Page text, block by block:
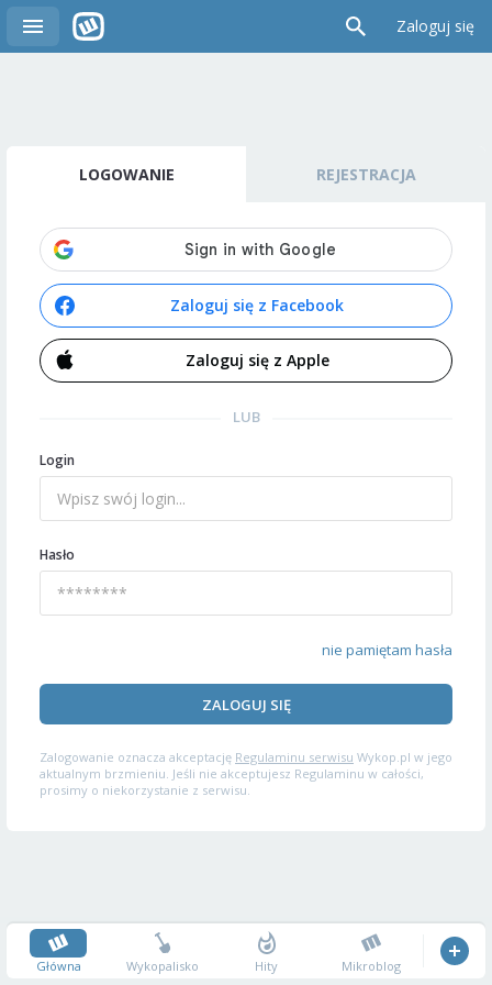
Zaloguj się
LOGOWANIE REJESTRACJA
Zaloguj się z Facebook
Zaloguj się z Apple
LUB
Login
Hasło
nie pamiętam hasła
ZALOGUJ SIĘ
Zalogowanie oznacza akceptację Regulaminu serwisu Wykop.pl w jego
aktualnym brzmieniu. Jeśli nie akceptujesz Regulaminu w całości,
prosimy o niekorzystanie z serwisu.
Główna Wykopalisko Hity Mikroblog